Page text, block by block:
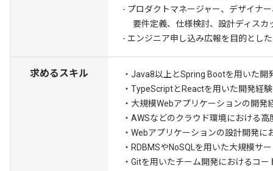
- プロダクトマネージャー、デザイナ
要件定義、仕様検討、設計ディスカ
- エンジニア申し込み広報を目的とし
求めるスキル
・Java8以上とSpring Bootを用いた開
・TypeScriptとReactを用いた開発経
・大規模Webアプリケーションの開発
・AWSなどのクラウド環境における
・Webアプリケーションの設計開発
・RDBMSやNoSQLを用いた大規模サ
・Gitを用いたチーム開発におけるコ